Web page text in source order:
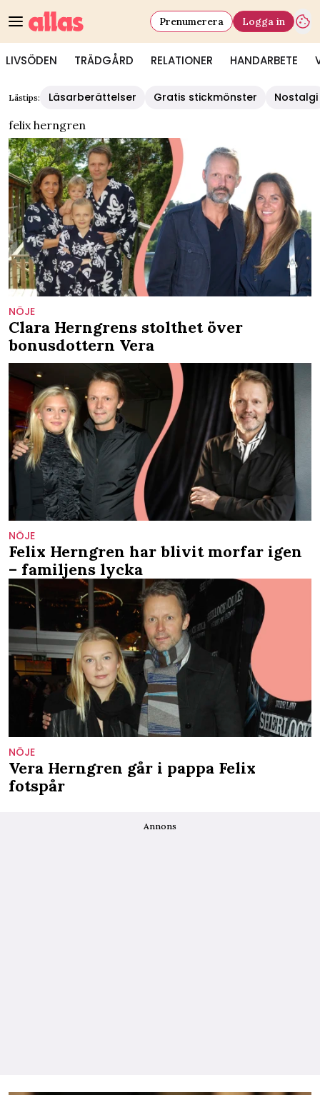
LIVSÖDEN TRÄDGÅRD RELATIONER HANDARBETE
Prenumerera Logga in
Lästips: Läsarberättelser Gratis stickmönster
Nostalgi
felix herngren
NÖJE
Clara Herngrens stolthet över
bonusdottern Vera
NÖJE
Felix Herngren har blivit morfar igen
– familjens lycka
NÖJE
Vera Herngren går i pappa Felix
fotspår
Annons